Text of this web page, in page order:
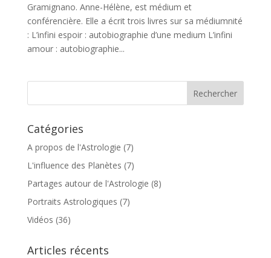
Gramignano. Anne-Hélène, est médium et
conférencière. Elle a écrit trois livres sur sa médiumnité
: L’infini espoir : autobiographie d’une medium L’infini
amour : autobiographie...
Catégories
A propos de l'Astrologie (7)
L'influence des Planètes (7)
Partages autour de l'Astrologie (8)
Portraits Astrologiques (7)
Vidéos (36)
Articles récents